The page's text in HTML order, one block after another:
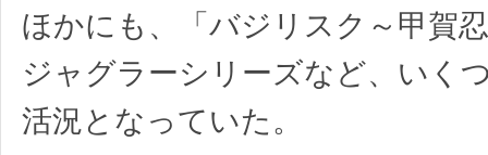
ほかにも、「バジリスク～甲賀
ジャグラーシリーズなど、いく
活況となっていた。